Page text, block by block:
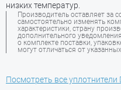
низких температур.
Производитель оставляет за
самостоятельно изменять
характеристики, страну
дополнительного
о комплекте поставки,
могут отличаться от
Посмотреть все уплотнители